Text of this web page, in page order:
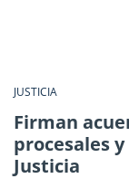
JUSTICIA
Firman
procesales
Justicia